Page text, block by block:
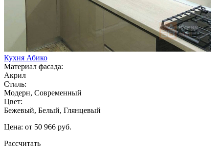
Кухня Абико
Материал фасада:
Акрил
Стиль:
Модерн, Современный
Цвет:
Бежевый, Белый, Глянцевый
Цена: от 50 966 руб.
Рассчитать